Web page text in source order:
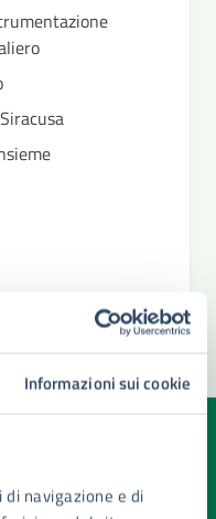
Informazioni sui cookie
navigazione e di
su questa